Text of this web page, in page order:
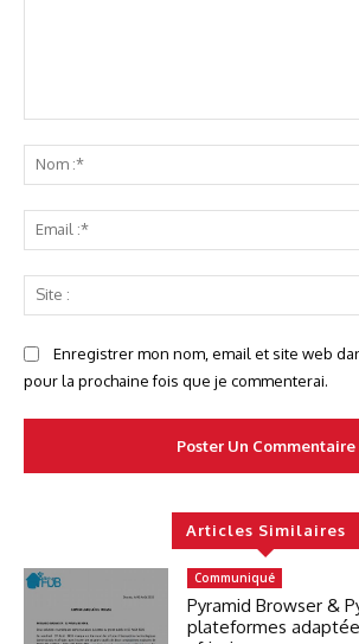
Enregistrer mon nom, email et site web
pour la prochaine fois que je commenterai.
Articles Similaires
Communiqué
Pyramid Browser &
plateformes